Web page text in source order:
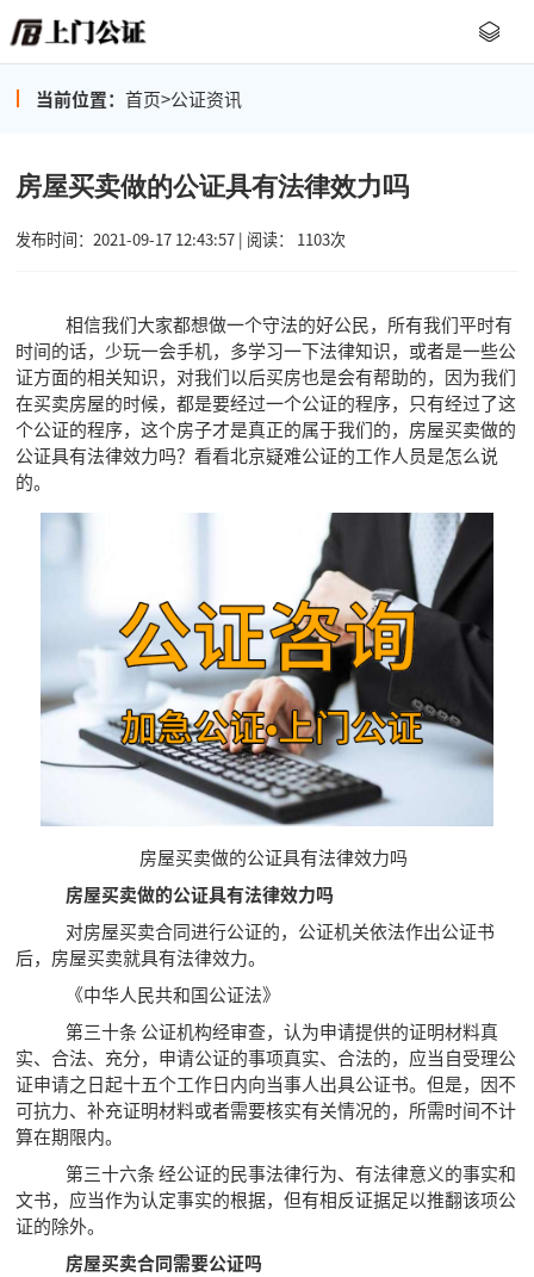
当前位置： 首页>公证资讯
房屋买卖做的公证具有法律效力吗
发布时间：2021-09-17 12:43:57 | 阅读： 1103次
相信我们大家都想做一个守法的好公民，所有我们平时有
时间的话，少玩一会手机，多学习一下法律知识，或者是一些公
证方面的相关知识，对我们以后买房也是会有帮助的，因为我们
在买卖房屋的时候，都是要经过一个公证的程序，只有经过了这
个公证的程序，这个房子才是真正的属于我们的，房屋买卖做的
公证具有法律效力吗？看看北京疑难公证的工作人员是怎么说
的。
房屋买卖做的公证具有法律效力吗
房屋买卖做的公证具有法律效力吗
对房屋买卖合同进行公证的，公证机关依法作出公证书
后，房屋买卖就具有法律效力。
《中华人民共和国公证法》
第三十条 公证机构经审查，认为申请提供的证明材料真
实、合法、充分，申请公证的事项真实、合法的，应当自受理公
证申请之日起十五个工作日内向当事人出具公证书。但是，因不
可抗力、补充证明材料或者需要核实有关情况的，所需时间不计
算在期限内。
第三十六条 经公证的民事法律行为、有法律意义的事实和
文书，应当作为认定事实的根据，但有相反证据足以推翻该项公
证的除外。
房屋买卖合同需要公证吗